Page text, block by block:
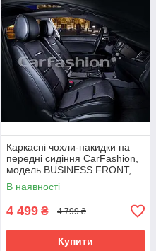
Каркасні чохли-накидки на
передні сидіння CarFashion,
модель BUSINESS FRONT,
чорний/чорний
В наявності
4 499 ₴ 4 799 ₴
Купити